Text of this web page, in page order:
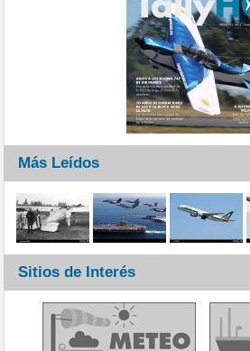
Más Leídos
Sitios de Interés